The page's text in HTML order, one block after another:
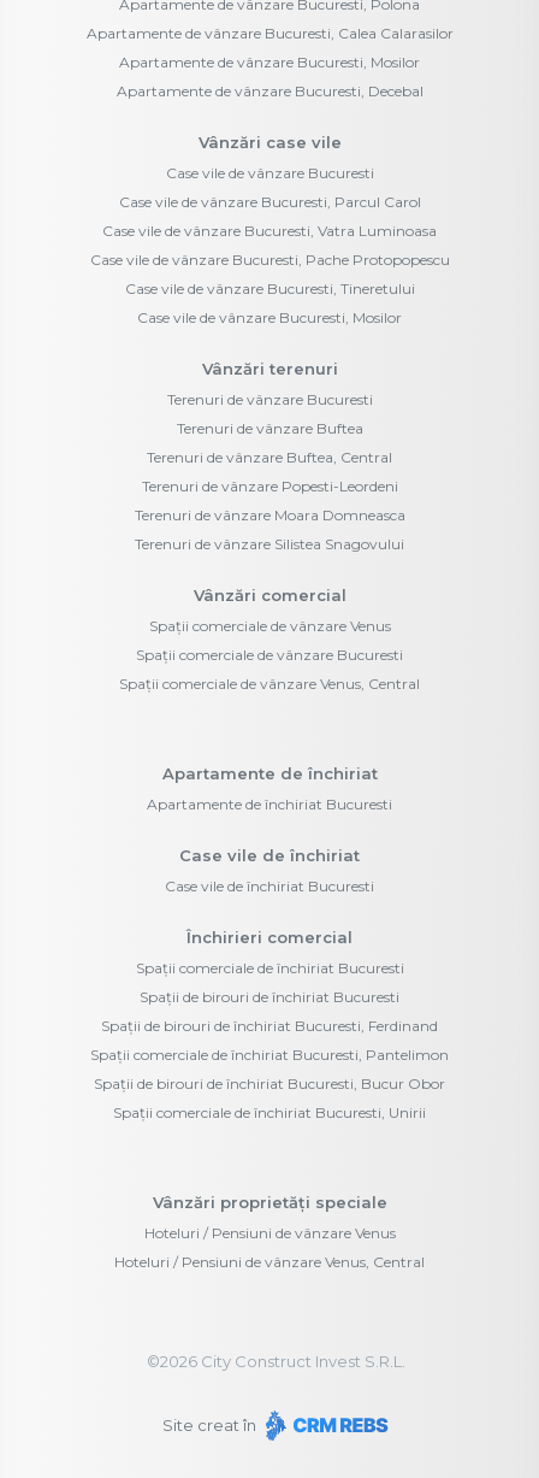
Apartamente de vânzare Bucuresti, Polona
Apartamente de vânzare Bucuresti, Calea Calarasilor
Apartamente de vânzare Bucuresti, Mosilor
Apartamente de vânzare Bucuresti, Decebal
Vânzări case vile
Case vile de vânzare Bucuresti
Case vile de vânzare Bucuresti, Parcul Carol
Case vile de vânzare Bucuresti, Vatra Luminoasa
Case vile de vânzare Bucuresti, Pache Protopopescu
Case vile de vânzare Bucuresti, Tineretului
Case vile de vânzare Bucuresti, Mosilor
Vânzări terenuri
Terenuri de vânzare Bucuresti
Terenuri de vânzare Buftea
Terenuri de vânzare Buftea, Central
Terenuri de vânzare Popesti-Leordeni
Terenuri de vânzare Moara Domneasca
Terenuri de vânzare Silistea Snagovului
Vânzări comercial
Spații comerciale de vânzare Venus
Spații comerciale de vânzare Bucuresti
Spații comerciale de vânzare Venus, Central
Apartamente de închiriat
Apartamente de închiriat Bucuresti
Case vile de închiriat
Case vile de închiriat Bucuresti
Închirieri comercial
Spații comerciale de închiriat Bucuresti
Spații de birouri de închiriat Bucuresti
Spații de birouri de închiriat Bucuresti, Ferdinand
Spații comerciale de închiriat Bucuresti, Pantelimon
Spații de birouri de închiriat Bucuresti, Bucur Obor
Spații comerciale de închiriat Bucuresti, Unirii
Vânzări proprietăți speciale
Hoteluri / Pensiuni de vânzare Venus
Hoteluri / Pensiuni de vânzare Venus, Central
©2026City Construct Invest S.R.L.
Site creat în